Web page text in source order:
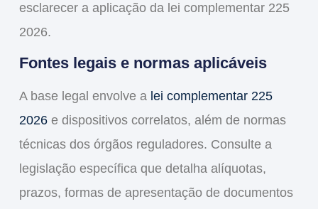
esclarecer a aplicação da lei complementar 225
2026.
Fontes legais e normas aplicáveis
A base legal envolve a lei complementar 225
2026e dispositivos correlatos, além de normas
técnicas dos órgãos reguladores. Consulte a
legislação específica que detalha alíquotas,
prazos, formas de apresentação de documentos